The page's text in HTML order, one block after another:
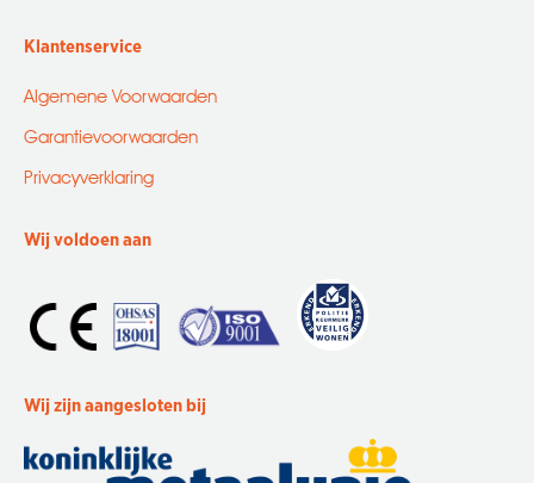
Klantenservice
Algemene Voorwaarden
Garantievoorwaarden
Privacyverklaring
Wij voldoen aan
Wij zijn aangesloten bij